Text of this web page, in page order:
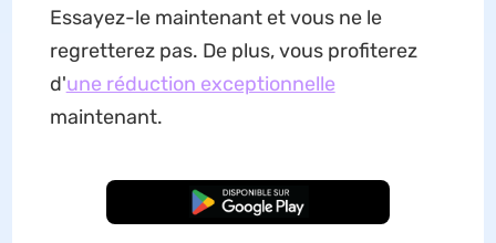
Essayez-le maintenant et vous ne le
regretterez pas. De plus, vous profiterez
d'une réduction exceptionnelle
maintenant.
TÉLÉCHARGER